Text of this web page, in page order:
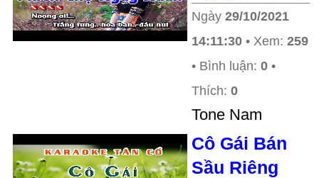
Ngày 29/10/2021
14:11:30 • Xem: 259
• Bình luận: 0 •
Thích: 0
Tone Nam
Cô Gái Bán
Sầu Riêng